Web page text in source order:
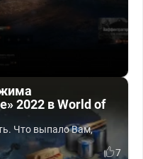
2022 в World of
Что выпало Вам,
7